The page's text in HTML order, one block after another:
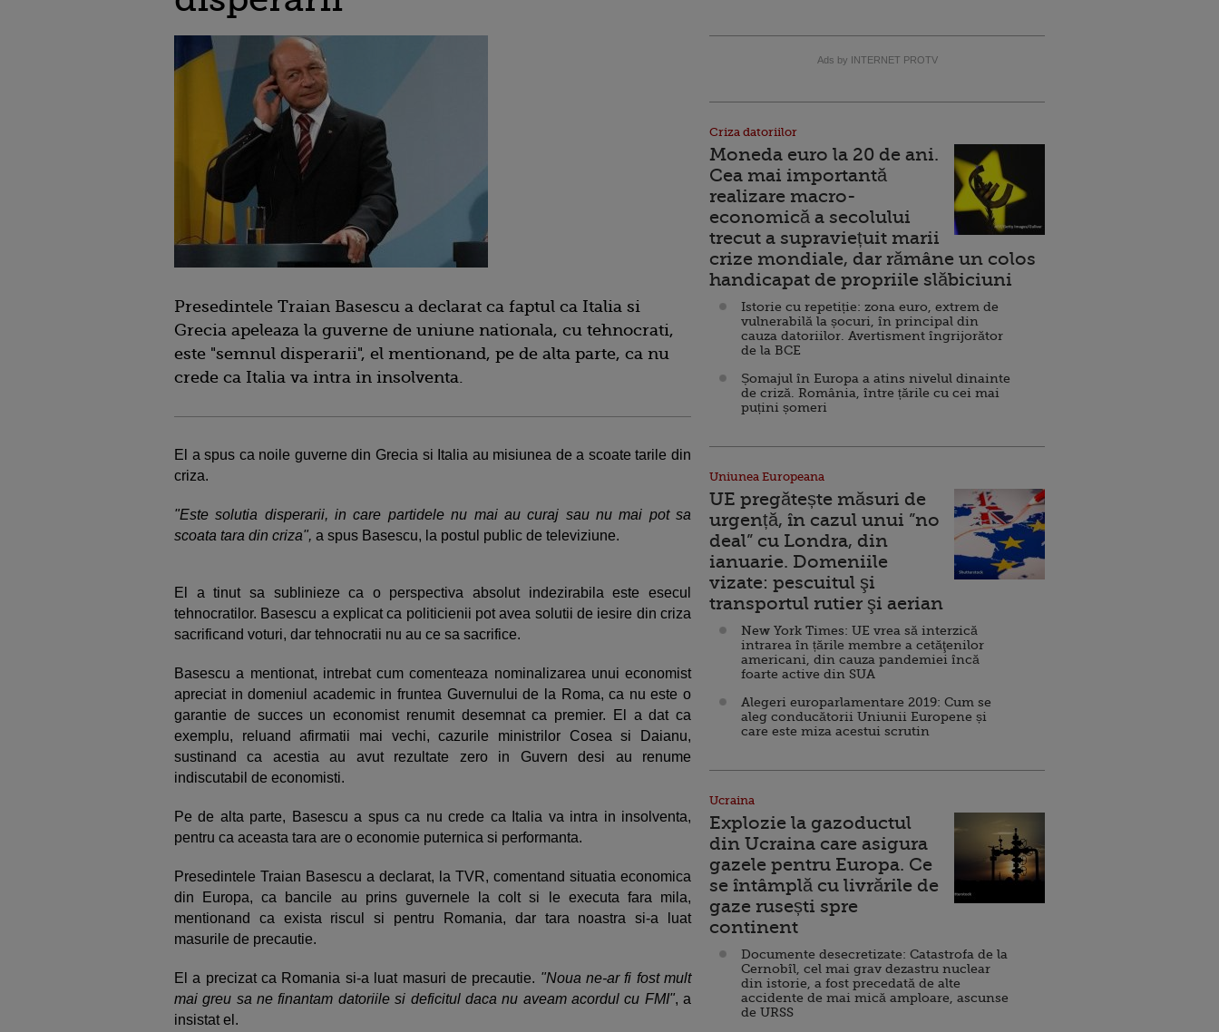
Presedintele Traian Basescu a declarat ca faptul ca Italia si
Grecia apeleaza la guverne de uniune nationala, cu tehnocrati,
este "semnul disperarii", el mentionand, pe de alta parte, ca nu
crede ca Italia va intra in insolventa.
El a spus ca noile guverne din Grecia si Italia au misiunea de a scoate tarile din
criza.
"Este solutia disperarii, in care partidele nu mai au curaj sau nu mai pot sa
scoata tara din criza", a spus Basescu, la postul public de televiziune.
El a tinut sa sublinieze ca o perspectiva absolut indezirabila este esecul
tehnocratilor. Basescu a explicat ca politicienii pot avea solutii de iesire din criza
sacrificand voturi, dar tehnocratii nu au ce sa sacrifice.
Basescu a mentionat, intrebat cum comenteaza nominalizarea unui economist
apreciat in domeniul academic in fruntea Guvernului de la Roma, ca nu este o
garantie de succes un economist renumit desemnat ca premier. El a dat ca
exemplu, reluand afirmatii mai vechi, cazurile ministrilor Cosea si Daianu,
sustinand ca acestia au avut rezultate zero in Guvern desi au renume
indiscutabil de economisti.
Pe de alta parte, Basescu a spus ca nu crede ca Italia va intra in insolventa,
pentru ca aceasta tara are o economie puternica si performanta.
Presedintele Traian Basescu a declarat, la TVR, comentand situatia economica
din Europa, ca bancile au prins guvernele la colt si le executa fara mila,
mentionand ca exista riscul si pentru Romania, dar tara noastra si-a luat
masurile de precautie.
El a precizat ca Romania si-a luat masuri de precautie. "Noua ne-ar fi fost mult
mai greu sa ne finantam datoriile si deficitul daca nu aveam acordul cu FMI", a
insistat el.
Ads by INTERNET PROTV
Criza datoriilor
Moneda euro la 20 de ani.
Cea mai importantă
realizare macro-
economică a secolului
trecut a supraviețuit marii
crize mondiale, dar rămâne un colos
handicapat de propriile slăbiciuni
Istorie cu repetiție: zona euro, extrem de
vulnerabilă la șocuri, în principal din
cauza datoriilor. Avertisment îngrijorător
de la BCE
Șomajul în Europa a atins nivelul dinainte
de criză. România, între țările cu cei mai
puțini șomeri
Uniunea Europeana
UE pregătește măsuri de
urgență, în cazul unui ”no
deal” cu Londra, din
ianuarie. Domeniile
vizate: pescuitul şi
transportul rutier şi aerian
New York Times: UE vrea să interzică
intrarea în țările membre a cetăţenilor
americani, din cauza pandemiei încă
foarte active din SUA
Alegeri europarlamentare 2019: Cum se
aleg conducătorii Uniunii Europene și
care este miza acestui scrutin
Ucraina
Explozie la gazoductul
din Ucraina care asigura
gazele pentru Europa. Ce
se întâmplă cu livrările de
gaze rusești spre
continent
Documente desecretizate: Catastrofa de la
Cernobîl, cel mai grav dezastru nuclear
din istorie, a fost precedată de alte
accidente de mai mică amploare, ascunse
de URSS